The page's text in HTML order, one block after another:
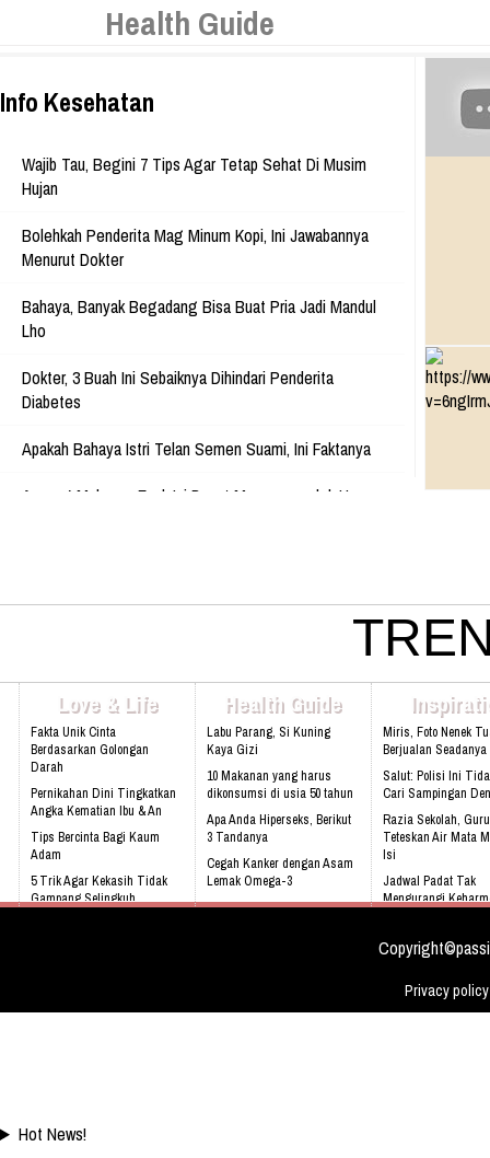
Web:www.rukunseniorliving.com
Health Guide
Info Kesehatan
Wajib Tau, Begini 7 Tips Agar Tetap Sehat Di Musim
Hujan
Bolehkah Penderita Mag Minum Kopi, Ini Jawabannya
Menurut Dokter
Bahaya, Banyak Begadang Bisa Buat Pria Jadi Mandul
Lho
Dokter, 3 Buah Ini Sebaiknya Dihindari Penderita
Diabetes
Apakah Bahaya Istri Telan Semen Suami, Ini Faktanya
Awas, 4 Makanan Enak Ini Dapat Memperpendek Umur
Konsumsi Toge Dapat Meningkatkan Sperma, Hoax Atau
Awas, Konsumsi 5 Makanan Ini Dapat Menyebabkan
Kanker di Tubuh
Luar Biasa, Buah Ini Bisa Hancurkan Batu Ginjal
Love & Life
Fakta Unik Cinta
Berdasarkan Golongan
Darah
Pernikahan Dini Tingkatkan
Angka Kematian Ibu & An
Tips Bercinta Bagi Kaum
Adam
5 Trik Agar Kekasih Tidak
Gampang Selingkuh
Health Guide
Labu Parang, Si Kuning
Kaya Gizi
10 Makanan yang harus
dikonsumsi di usia 50 tahun
Apa Anda Hiperseks, Berikut
3 Tandanya
Cegah Kanker dengan Asam
Lemak Omega-3
Bahaya Mendengkur
Miris, Foto Nenek
Berjualan
Salut: Polisi Ini
Cari Sampingan
Razia Sekolah, Guru
Teteskan Air Mata
Isi
Jadwal Padat Tak
Mengurangi
Video: Masya Allah,
Meskipun Cacat
Privacy policy
Hot News!